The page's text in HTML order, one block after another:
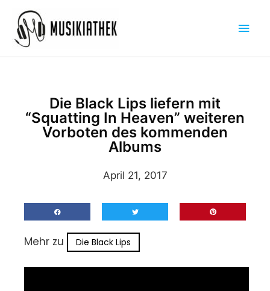
Inhalt
springen
Die Black Lips liefern mit
“Squatting In Heaven” weiteren
Vorboten des kommenden
Albums
April 21, 2017
Mehr zu Die Black Lips